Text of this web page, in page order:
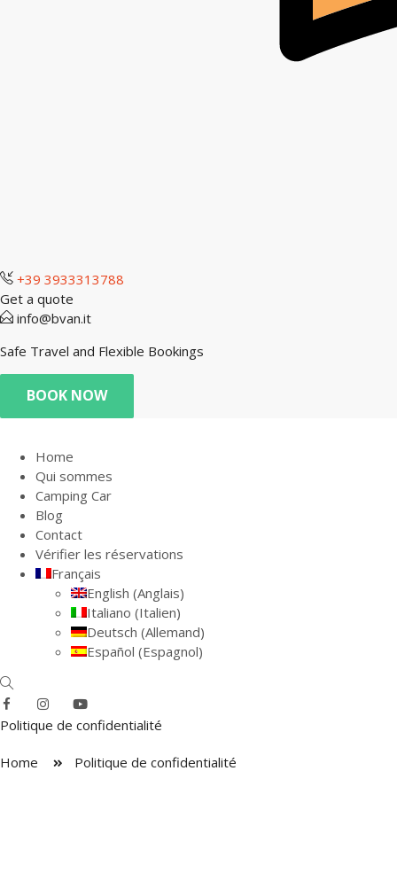
+39 3933313788
Get a quote
info@bvan.it
Safe Travel and Flexible Bookings
BOOK NOW
Home
Qui sommes
Camping Car
Blog
Contact
Vérifier les réservations
Français
English (Anglais)
Italiano (Italien)
Deutsch (Allemand)
Español (Espagnol)
Politique de confidentialité
Home Politique de confidentialité